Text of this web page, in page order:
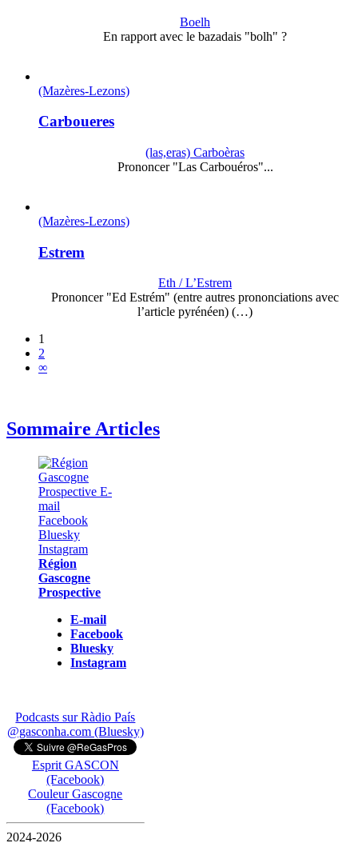
Boelh
En rapport avec le bazadais "bolh" ?
(Mazères-Lezons)
Carboueres
(las,eras) Carboèras
Prononcer "Las Carbouéros"...
(Mazères-Lezons)
Estrem
Eth / L’Estrem
Prononcer "Ed Estrém" (entre autres prononciations avec
l’article pyrénéen) (…)
1
2
∞
Sommaire Articles
Région
Gascogne
Prospective
E-mail
Facebook
Bluesky
Instagram
Podcasts sur Ràdio País
@gasconha.com (Bluesky)
Esprit GASCON
(Facebook)
Couleur Gascogne
(Facebook)
2024-2026